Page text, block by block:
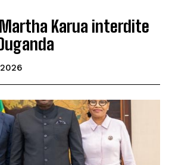
Karua interdite